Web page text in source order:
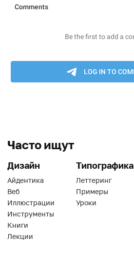
Часто ищут
Дизайн
Айдентика
Веб
Иллюстрации
Инструменты
Книги
Лекции
Типографика
Леттеринг
Примеры
Уроки